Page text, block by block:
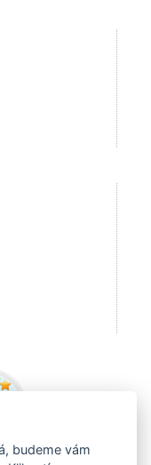
budeme vám